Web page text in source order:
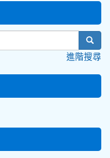
進階搜尋